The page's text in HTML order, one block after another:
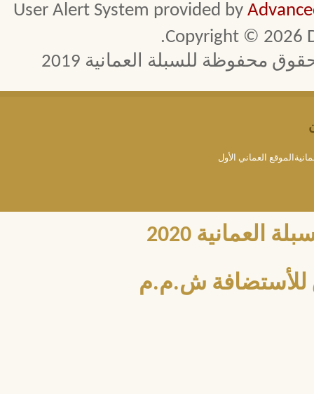
User Alert System provided by
Copyright © 2026
محفوظة للسبلة العمانية 2019
العماني الأول
2020
للأستضافة ش.م.م